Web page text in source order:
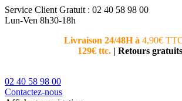
Service Client Gratuit : 02 40 58 98 00
Lun-Ven 8h30-18h
Livraison 24/48H à 4,90€
129€ ttc. | Retours
02 40 58 98 00
Contactez-nous